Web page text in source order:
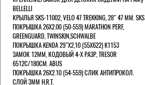
BELLELLI
КРЫЛЬЯ SKS-11002, VELO 47 TREKKING, 28" 47 ММ. SKS
ПОКРЫШКА 26X2.00 (50-559) MARATHON PERF,
GREENGUARD, TWINSKIN,SCHWALBE
ПОКРЫШКА KENDA 29"Х2,10 (55X622) K1153
ЗАМОК 12ММ, КОДОВЫЙ 4-Х РАЗР, TRESOR
6512C/180СМ. ABUS
ПОКРЫШКА 26X2.10 (54-559) СЛИК АНТИПРОКОЛ.
СЛОЙ 3ММ H.R.T.